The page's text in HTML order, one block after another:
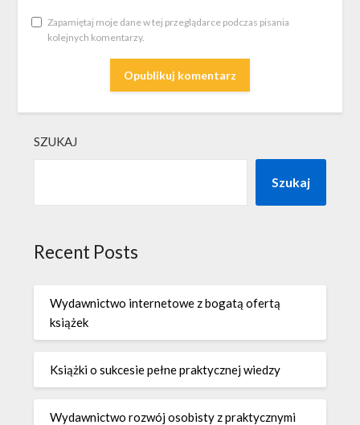
Zapamiętaj moje dane w tej przeglądarce podczas pisania
kolejnych komentarzy.
SZUKAJ
Szukaj
Recent Posts
Wydawnictwo internetowe z bogatą ofertą
książek
Książki o sukcesie pełne praktycznej wiedzy
Wydawnictwo rozwój osobisty z praktycznymi